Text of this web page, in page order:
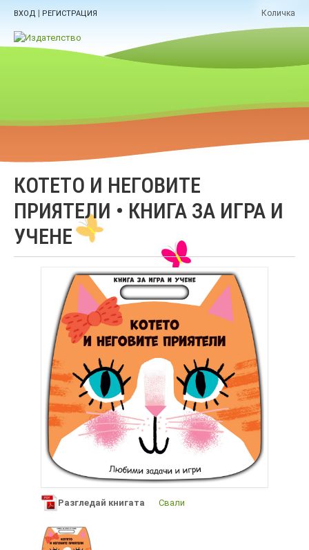
ВХОД | РЕГИСТРАЦИЯ Количка
КОТЕТО И НЕГОВИТЕ
ПРИЯТЕЛИ • КНИГА ЗА ИГРА И
УЧЕНЕ
Разгледай книгата Свали